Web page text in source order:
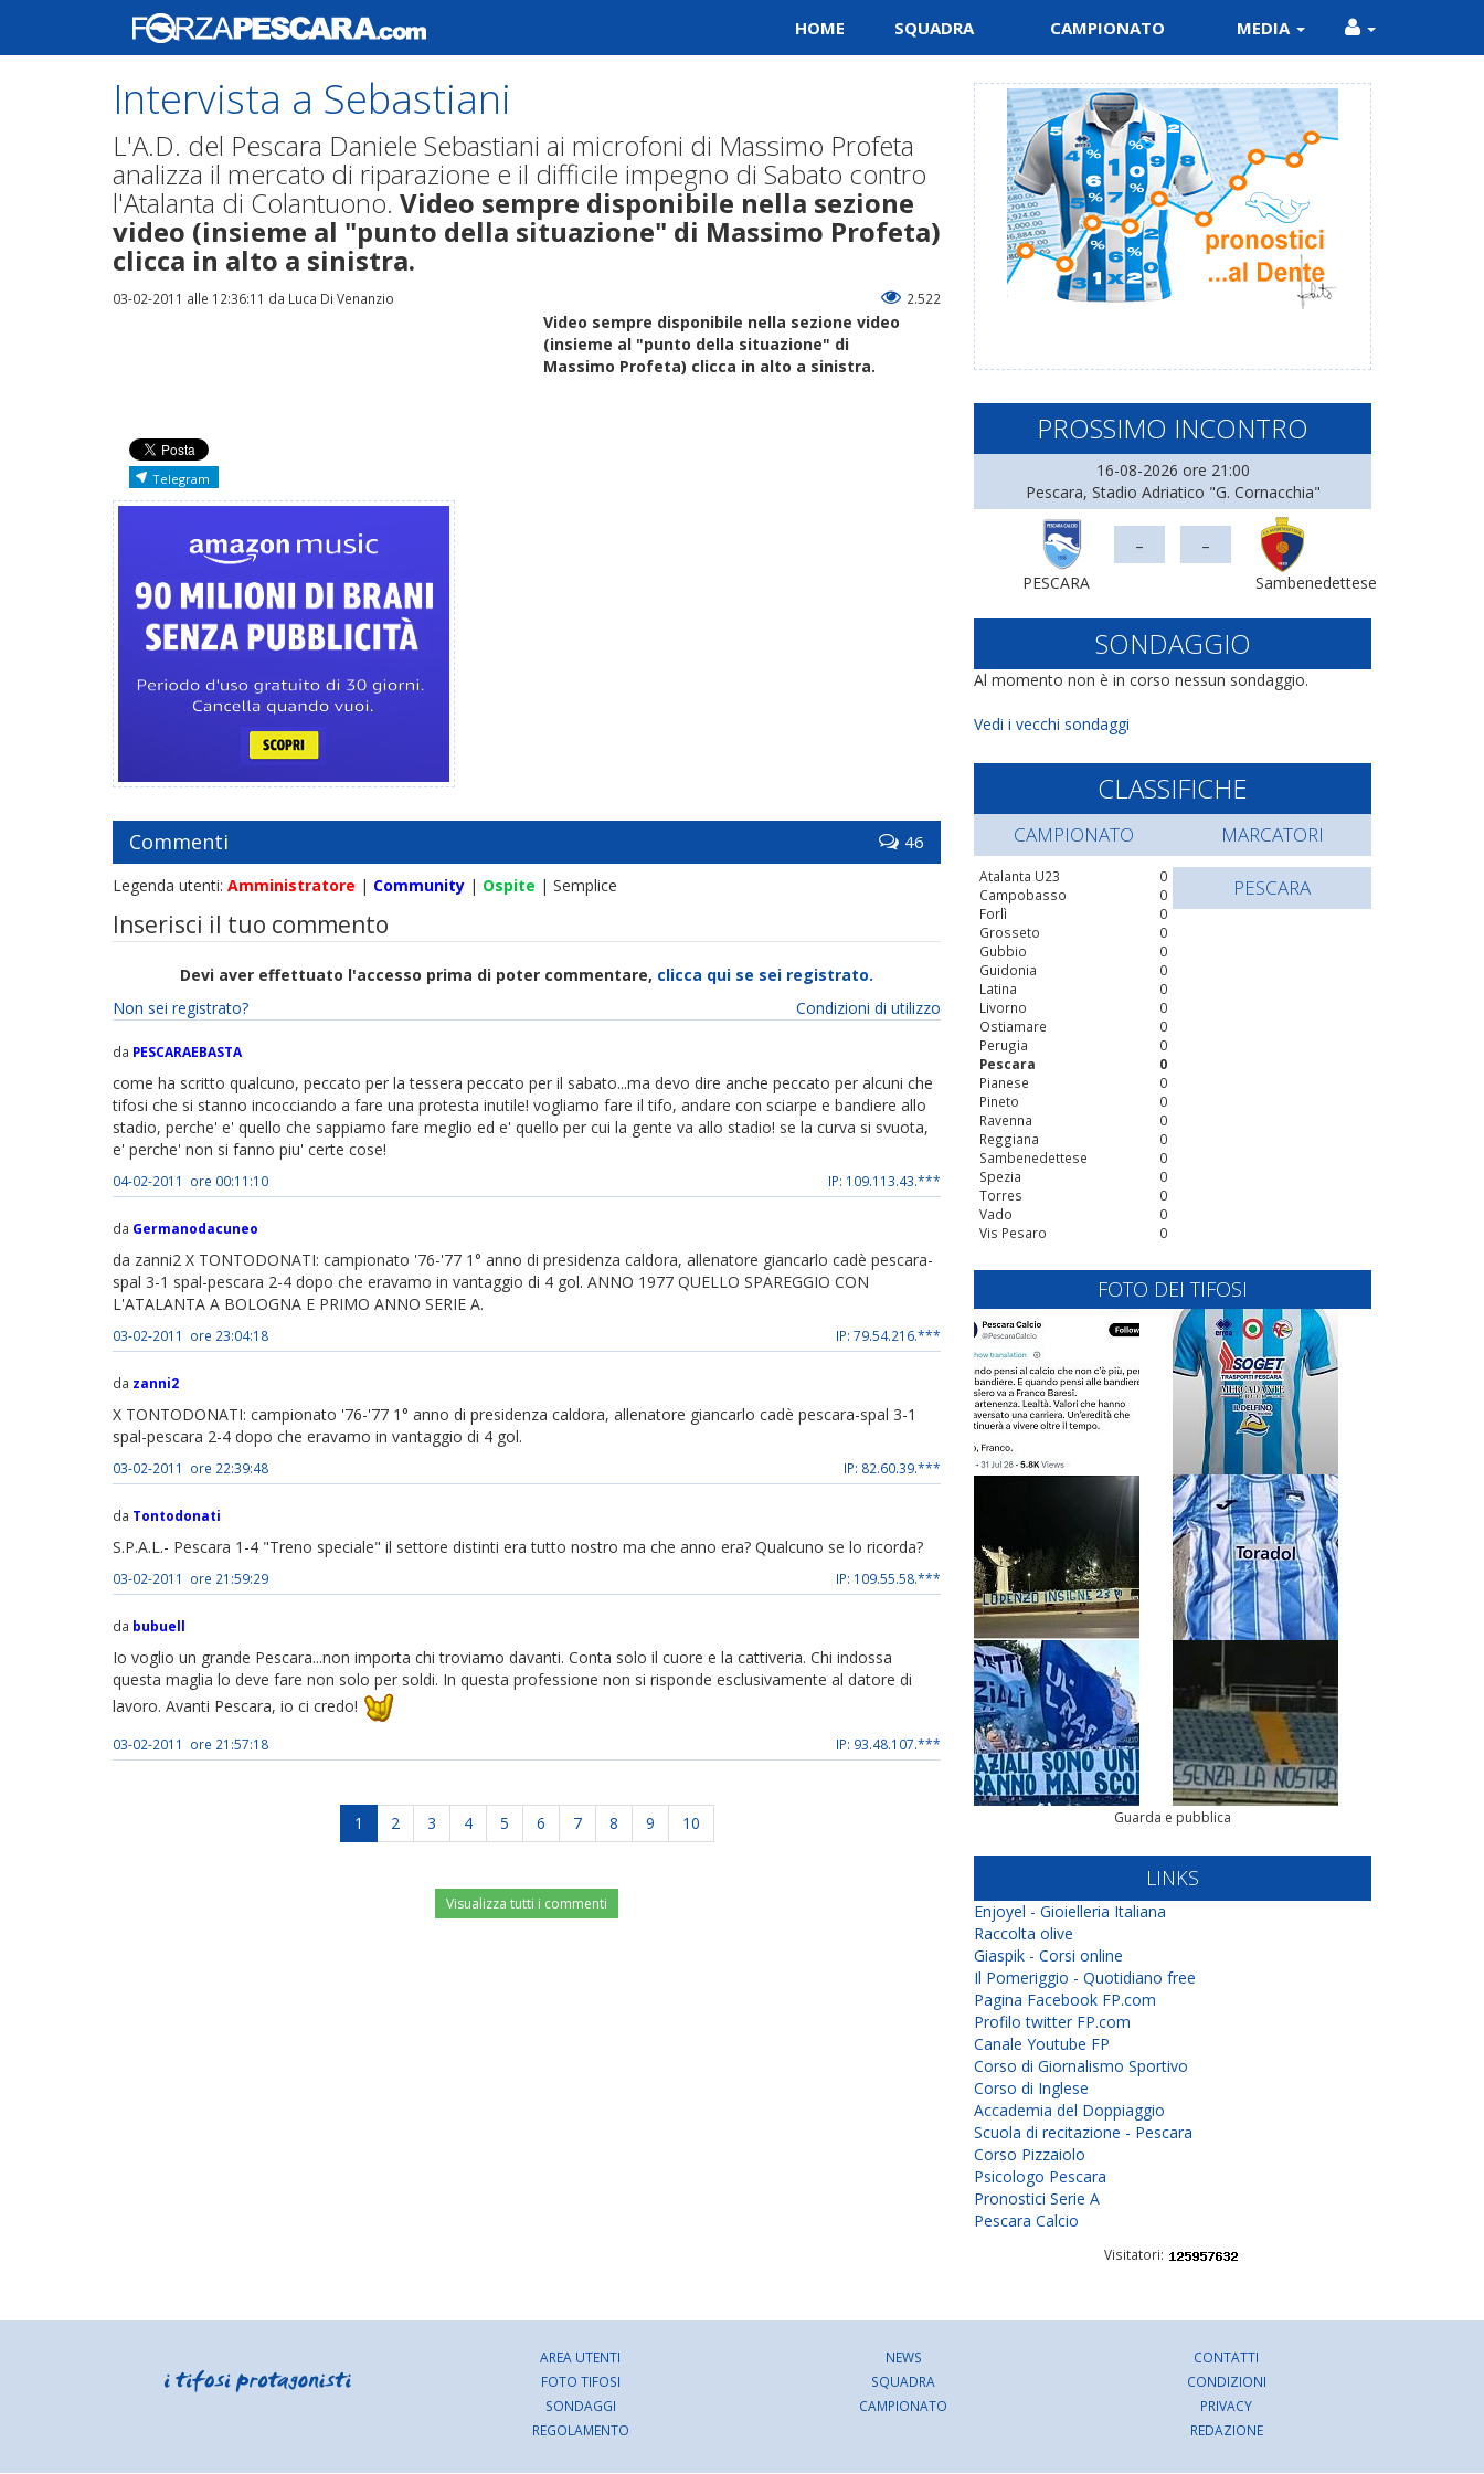
HOME SQUADRA CAMPIONATO MEDIA
Intervista a Sebastiani
L'A.D. del Pescara Daniele Sebastiani ai microfoni di Massimo Profeta
analizza il mercato di riparazione e il difficile impegno di Sabato contro
l'Atalanta di Colantuono. Video sempre disponibile nella sezione
video (insieme al "punto della situazione" di Massimo Profeta)
clicca in alto a sinistra.
03-02-2011 alle 12:36:11 da Luca Di Venanzio 2.522
Video sempre disponibile nella sezione video
(insieme al "punto della situazione" di
Massimo Profeta) clicca in alto a sinistra.
Telegram
Commenti 46
Legenda utenti: Amministratore | Community | Ospite | Semplice
Inserisci il tuo commento
Devi aver effettuato l'accesso prima di poter commentare, clicca qui se sei registrato.
Condizioni di utilizzo
Non sei registrato?
da PESCARAEBASTA
come ha scritto qualcuno, peccato per la tessera peccato per il sabato...ma devo dire anche peccato per alcuni che
tifosi che si stanno incocciando a fare una protesta inutile! vogliamo fare il tifo, andare con sciarpe e bandiere allo
stadio, perche' e' quello che sappiamo fare meglio ed e' quello per cui la gente va allo stadio! se la curva si svuota,
e' perche' non si fanno piu' certe cose!
04-02-2011 ore 00:11:10 IP: 109.113.43.***
da Germanodacuneo
da zanni2 X TONTODONATI: campionato '76-'77 1° anno di presidenza caldora, allenatore giancarlo cadè pescara-
spal 3-1 spal-pescara 2-4 dopo che eravamo in vantaggio di 4 gol. ANNO 1977 QUELLO SPAREGGIO CON
L'ATALANTA A BOLOGNA E PRIMO ANNO SERIE A.
03-02-2011 ore 23:04:18 IP: 79.54.216.***
da zanni2
X TONTODONATI: campionato '76-'77 1° anno di presidenza caldora, allenatore giancarlo cadè pescara-spal 3-1
spal-pescara 2-4 dopo che eravamo in vantaggio di 4 gol.
03-02-2011 ore 22:39:48 IP: 82.60.39.***
da Tontodonati
S.P.A.L.- Pescara 1-4 "Treno speciale" il settore distinti era tutto nostro ma che anno era? Qualcuno se lo ricorda?
03-02-2011 ore 21:59:29 IP: 109.55.58.***
da bubuell
Io voglio un grande Pescara...non importa chi troviamo davanti. Conta solo il cuore e la cattiveria. Chi indossa
questa maglia lo deve fare non solo per soldi. In questa professione non si risponde esclusivamente al datore di
lavoro. Avanti Pescara, io ci credo!
03-02-2011 ore 21:57:18 IP: 93.48.107.***
1 2 3 4 5 6 7 8 9 10
Visualizza tutti i commenti
PROSSIMO INCONTRO
16-08-2026 ore 21:00
Pescara, Stadio Adriatico "G. Cornacchia"
PESCARA
- -
Sambenedettese
SONDAGGIO
Al momento non è in corso nessun sondaggio.
Vedi i vecchi sondaggi
CLASSIFICHE
CAMPIONATO
0
Atalanta U23
0
Campobasso
0
Forlì
0
Grosseto
0
Gubbio
0
Guidonia
0
Latina
0
Livorno
0
Ostiamare
0
Perugia
0
Pescara
0
Pianese
0
Pineto
0
Ravenna
0
Reggiana
0
Sambenedettese
0
Spezia
0
Torres
0
Vado
0
Vis Pesaro
MARCATORI
PESCARA
FOTO DEI TIFOSI
Guarda e pubblica
LINKS
Enjoyel - Gioielleria Italiana
Raccolta olive
Giaspik - Corsi online
Il Pomeriggio - Quotidiano free
Pagina Facebook FP.com
Profilo twitter FP.com
Canale Youtube FP
Corso di Giornalismo Sportivo
Corso di Inglese
Accademia del Doppiaggio
Scuola di recitazione - Pescara
Corso Pizzaiolo
Psicologo Pescara
Pronostici Serie A
Pescara Calcio
Visitatori:
AREA UTENTI
FOTO TIFOSI
SONDAGGI
REGOLAMENTO
NEWS
SQUADRA
CAMPIONATO
CONTATTI
CONDIZIONI
PRIVACY
REDAZIONE